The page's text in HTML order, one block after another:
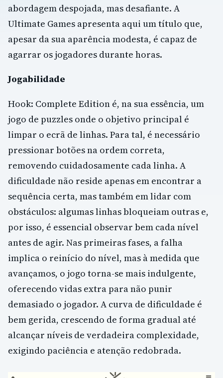
abordagem despojada, mas desafiante. A
Ultimate Games apresenta aqui um título que,
apesar da sua aparência modesta, é capaz de
agarrar os jogadores durante horas.
Jogabilidade
Hook: Complete Edition é, na sua essência, um
jogo de puzzles onde o objetivo principal é
limpar o ecrã de linhas. Para tal, é necessário
pressionar botões na ordem correta,
removendo cuidadosamente cada linha. A
dificuldade não reside apenas em encontrar a
sequência certa, mas também em lidar com
obstáculos: algumas linhas bloqueiam outras e,
por isso, é essencial observar bem cada nível
antes de agir. Nas primeiras fases, a falha
implica o reinício do nível, mas à medida que
avançamos, o jogo torna-se mais indulgente,
oferecendo vidas extra para não punir
demasiado o jogador. A curva de dificuldade é
bem gerida, crescendo de forma gradual até
alcançar níveis de verdadeira complexidade,
exigindo paciência e atenção redobrada.